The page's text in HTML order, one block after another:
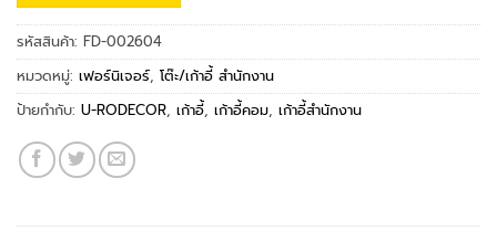
รหัสสินค้า: FD-002604
หมวดหมู่: เฟอร์นิเจอร์, โต๊ะ/เก้าอี้ สำนักงาน
ป้ายกำกับ: U-RODECOR, เก้าอี้, เก้าอี้คอม, เก้าอี้สำนักงาน